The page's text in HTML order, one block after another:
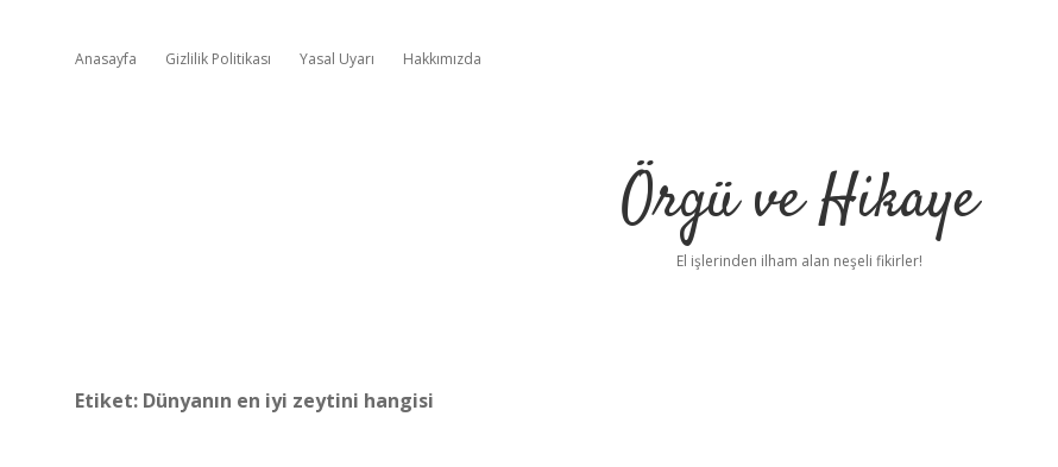
Anasayfa Gizlilik Politikası Yasal Uyarı Hakkımızda
Örgü ve Hikaye
El işlerinden ilham alan neşeli fikirler!
Etiket: Dünyanın en iyi zeytini hangisi